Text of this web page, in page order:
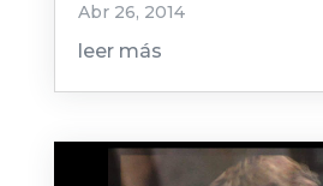
Abr 26, 2014
leer más